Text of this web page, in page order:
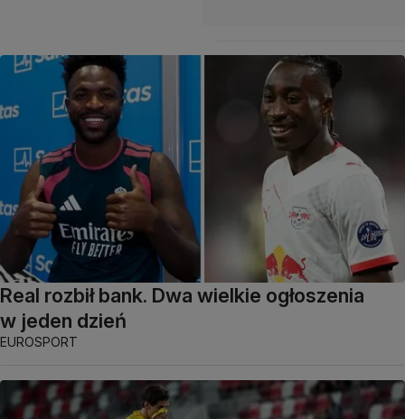
Real rozbił bank. Dwa wielkie ogłoszenia
w jeden dzień
EUROSPORT